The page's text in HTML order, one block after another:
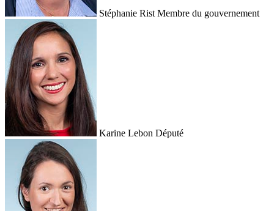
Stéphanie Rist Membre du gouvernement
Karine Lebon Député